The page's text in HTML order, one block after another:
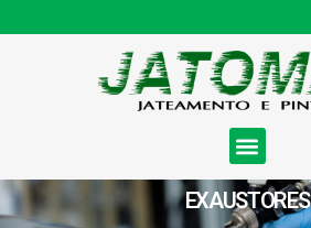
EXAUSTORES